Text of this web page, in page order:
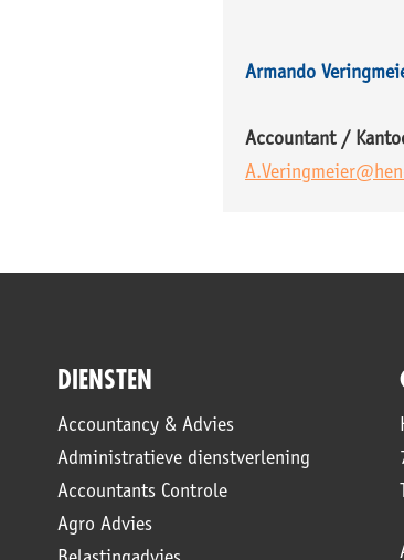
Armando
Accountant /
DIENSTEN
Accountancy & Advies
Administratieve dienstverlening
Accountants Controle
Agro Advies